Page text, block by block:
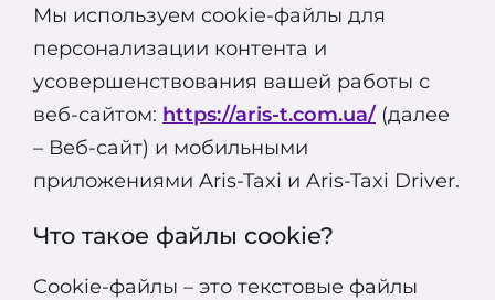
Мы используем cookie-файлы для
персонализации контента и
усовершенствования вашей работы с
веб-сайтом: https://aris-t.com.ua/(далее
– Веб-сайт) и мобильными
приложениями Aris-Taxi и Aris-Taxi Driver.
Что такое файлы cookie?
Cookie-файлы – это текстовые файлы